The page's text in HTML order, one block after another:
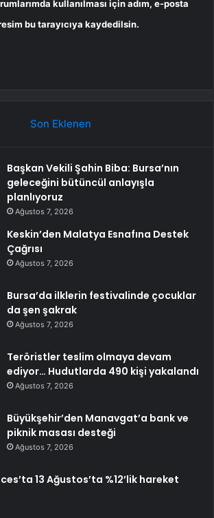
kullanılması için adım, e-posta
bu tarayıcıya kaydedilsin.
Son Eklenen
Başkan Vekili Şahin Biba: Bursa’nın
geleceğini bütüncül anlayışla
planlıyoruz
Ağustos 7, 2026
Keskin’den Malatya Esnafına Destek
Çağrısı
Ağustos 7, 2026
Bursa’da ilklerin festivalinde çocuklar
da şen şakrak
Ağustos 7, 2026
Teröristler teslim olmaya devam
ediyor… Hudutlarda 490 kişi yakalandı
Ağustos 7, 2026
Büyükşehir’den Manavgat’a bank ve
piknik masası desteği
Ağustos 7, 2026
13 Ağustos’ta %12’lik hareket